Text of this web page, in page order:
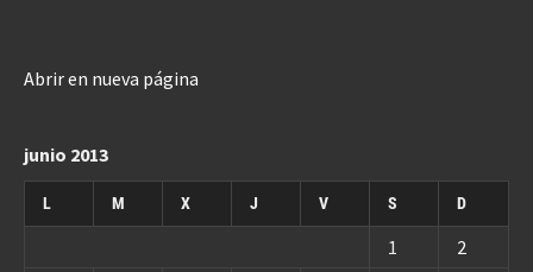
Abrir en nueva página
junio 2013
L M X J V S D
1 2